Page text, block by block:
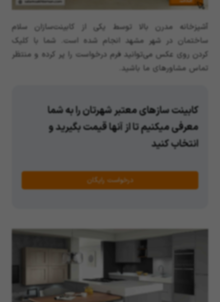
آشپزخانه مدرن بالا توسط یکی از کابینت‌سازان سلام
ساختمان در شهر مشهد انجام شده است. شما با کلیک
کردن روی عکس می‌توانید فرم درخواست را پر کرده و منتظر
تماس مشاورهای ما باشید.
کابینت سازهای معتبر شهرتان را به شما
معرفی میکنیم تا از آنها قیمت بگیرید و
انتخاب کنید
درخواست رایگان